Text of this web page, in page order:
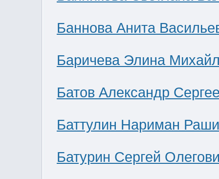
Баннова Анита
Баричева Элина
Батов Александр
Баттулин Нариман
Батурин Сергей